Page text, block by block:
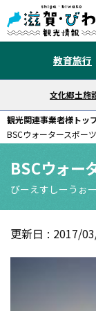
教育旅行
文化郷土施
観光関連事業者様トッ
BSCウォータースポー
BSCウォー
びーえすしーうぉ
更新日 2017/